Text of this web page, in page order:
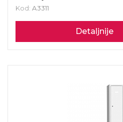
Kod: A3311
Detaljnije